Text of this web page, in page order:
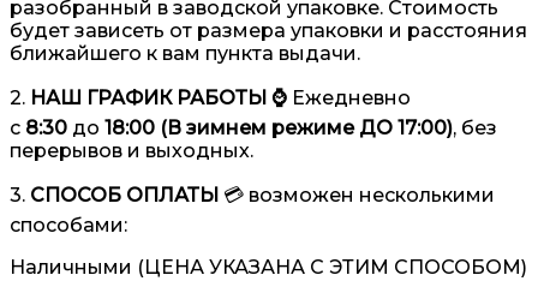
разобранный в заводской упаковке. Стоимость
будет зависеть от размера упаковки и расстояния
ближайшего к вам пункта выдачи.
2. НАШ ГРАФИК РАБОТЫ ⌚️ Ежедневно
с 8:30 до 18:00 (В зимнем режиме ДО 17:00), без
перерывов и выходных.
3. СПОСОБ ОПЛАТЫ 💳 возможен несколькими
способами:
Наличными (ЦЕНА УКАЗАНА С ЭТИМ СПОСОБОМ)